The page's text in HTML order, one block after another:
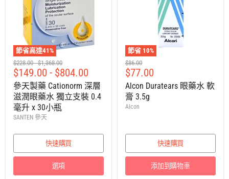
節省高達41%
建
議
零
售
價
$228.00 -建
議
售
價
$1,368.00
$149.00 - $804.00
參天製藥 Cationorm 深層
滋潤眼藥水 獨立支裝 0.4
毫升 x 30小瓶
SANTEN 參天
快速購買
選項
節省 10%
建
議
零
售
價
$86.00
售
價
$77.00
Alcon Duratears 眼藥水 軟
膏 3.5g
Alcon
快速購買
添加到購物車